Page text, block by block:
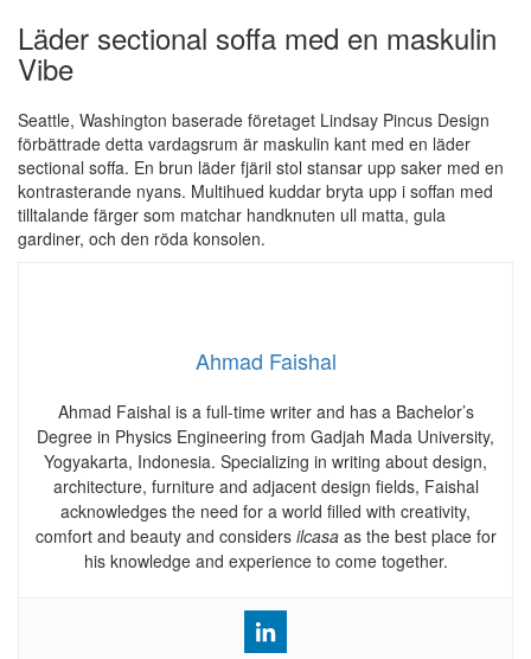
Läder sectional soffa med en maskulin
Vibe
Seattle, Washington baserade företaget Lindsay Pincus Design
förbättrade detta vardagsrum är maskulin kant med en läder
sectional soffa. En brun läder fjäril stol stansar upp saker med en
kontrasterande nyans. Multihued kuddar bryta upp i soffan med
tilltalande färger som matchar handknuten ull matta, gula
gardiner, och den röda konsolen.
Ahmad Faishal
Ahmad Faishal is a full-time writer and has a Bachelor’s
Degree in Physics Engineering from Gadjah Mada University,
Yogyakarta, Indonesia. Specializing in writing about design,
architecture, furniture and adjacent design fields, Faishal
acknowledges the need for a world filled with creativity,
comfort and beauty and considers ilcasaas the best place for
his knowledge and experience to come together.